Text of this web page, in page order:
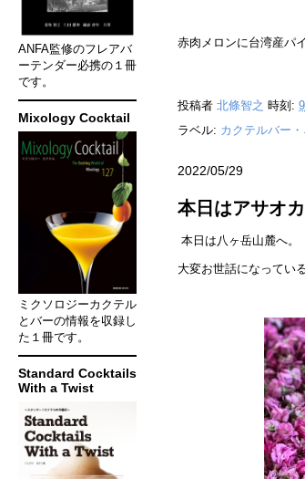
赤肉メロンに台湾産パ
投稿者 北條智之 時刻:
ラベル: カクテルバー
2022/05/29
本日はアサオ
本日は八ヶ岳山麓へ。
大変お世話になってい
ANFA監修のフレアバ
ーテンダー必携の１冊
です。
Mixology Cocktail
ミクソロジーカクテル
とバーの情報を収録し
た１冊です。
Standard Cocktails
With a Twist